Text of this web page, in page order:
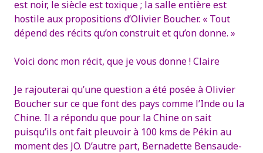
est noir, le siècle est toxique ; la salle entière est
hostile aux propositions d’Olivier Boucher. « Tout
dépend des récits qu’on construit et qu’on donne. »
Voici donc mon récit, que je vous donne !Claire
Je rajouterai qu’une question a été posée à Olivier
Boucher sur ce que font des pays comme l’Inde ou la
Chine. Il a répondu que pour la Chine on sait
puisqu’ils ont fait pleuvoir à 100 kms de Pékin au
moment des JO. D’autre part, Bernadette Bensaude-